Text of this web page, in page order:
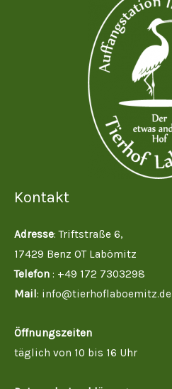
Kontakt
Adresse: Triftstraße 6,
17429 Benz OT Labömitz
Telefon : +49 172 7303298
Mail: info@tierhoflaboemitz.de
Öffnungszeiten
täglich von 10 bis 16 Uhr